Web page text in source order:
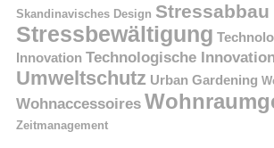
Skandinavisches Design Stressabbau
Stressbewältigung
Innovation Technologische
Umweltschutz Urban Gardening
Wohnaccessoires
Zeitmanagement